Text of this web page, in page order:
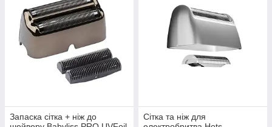
Запаска сітка + ніж до
Сітка та ніж для